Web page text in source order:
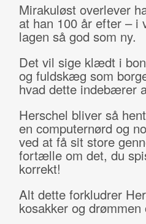
Mirakuløst overlever
at han 100 år efter – i
lagen så god som ny.
Det vil sige klædt i
og fuldskæg som
hvad dette indebærer
Herschel bliver så
en computernørd og
ved at få sit store
fortælle om det, du
korrekt!
Alt dette forkludrer
kosakker og